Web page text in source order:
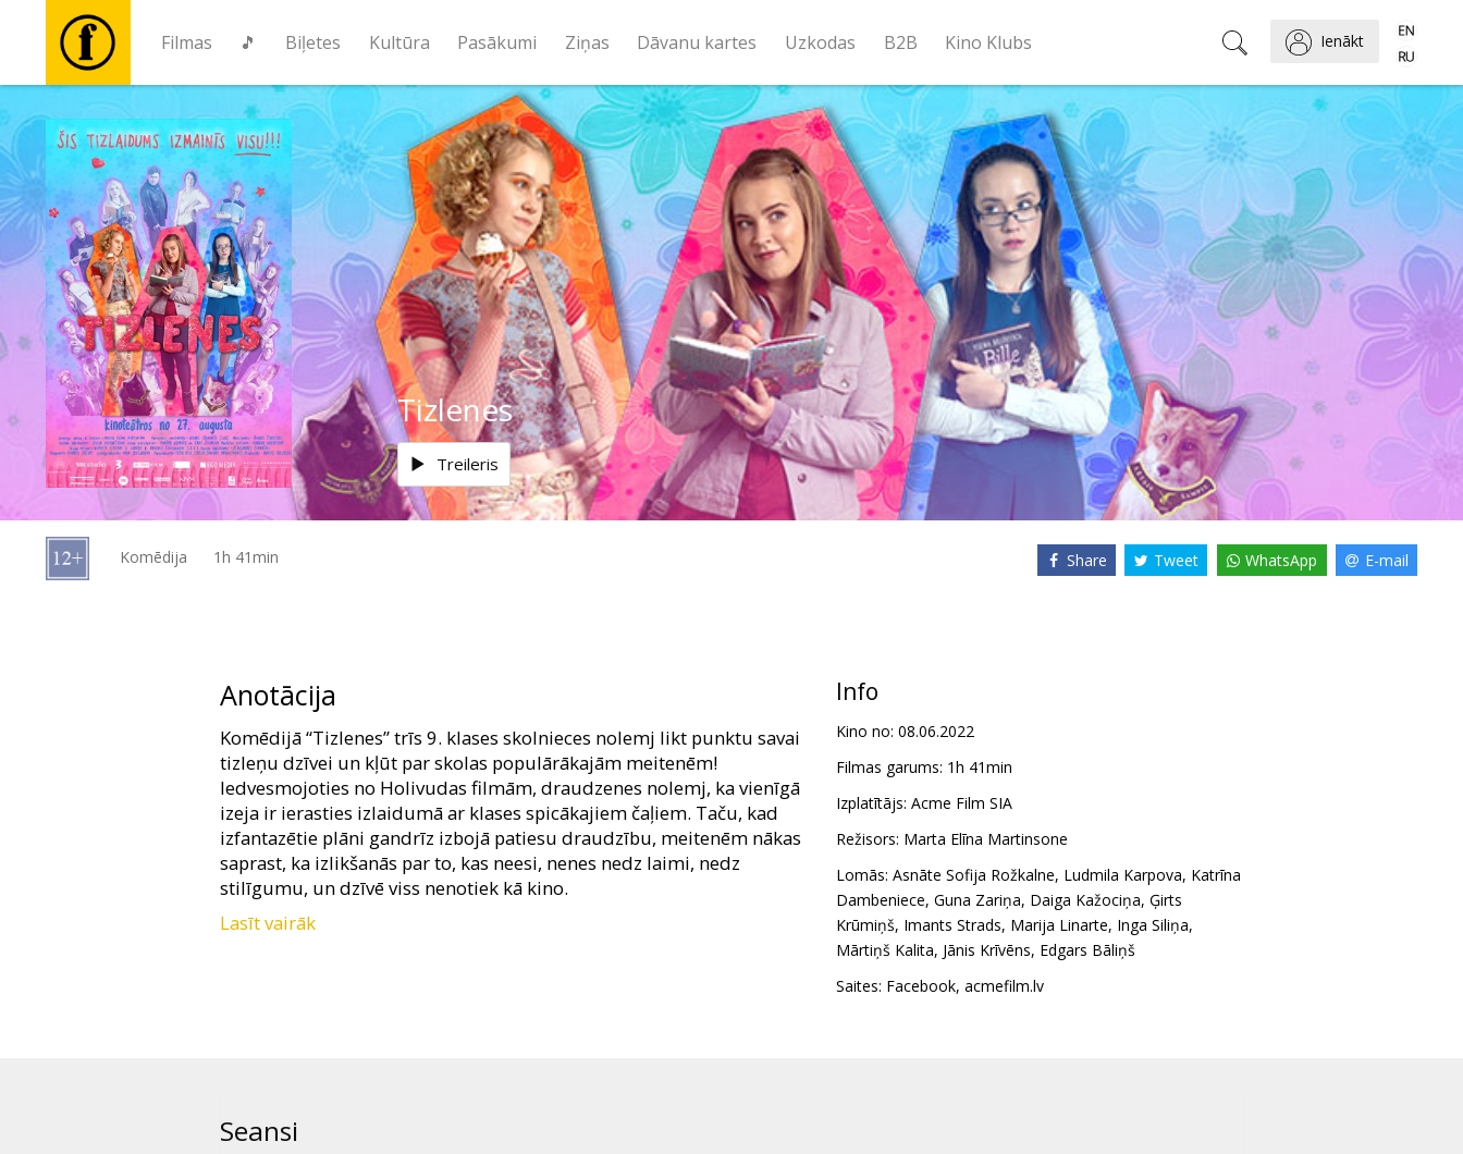
Filmas 🎵 Biļetes Kultūra Pasākumi Ziņas Dāvanu kartes Uzkodas B2B Kino Klubs Ienākt
Filmas
🎵
Biļetes
Kultūra
Pasākumi
Ziņas
Dāvanu
kartes
Tizlenes
Treileris
Komēdija 1h 41min Share Tweet WhatsApp E-mail
Anotācija
Komēdijā “Tizlenes” trīs 9. klases skolnieces nolemj likt punktu savai
tizleņu dzīvei un kļūt par skolas populārākajām meitenēm!
Iedvesmojoties no Holivudas filmām, draudzenes nolemj, ka vienīgā
izeja ir ierasties izlaidumā ar klases spicākajiem čaļiem. Taču, kad
izfantazētie plāni gandrīz izbojā patiesu draudzību, meitenēm nākas
saprast, ka izlikšanās par to, kas neesi, nenes nedz laimi, nedz
stilīgumu, un dzīvē viss nenotiek kā kino.
Filma latviešu valodā ar subtitriem krievu valodā.
Lasīt vairāk
Info
Kino no: 08.06.2022
Filmas garums: 1h 41min
Izplatītājs: Acme Film SIA
Režisors: Marta Elīna Martinsone
Lomās: Asnāte Sofija Rožkalne, Ludmila Karpova, Katrīna
Dambeniece, Guna Zariņa, Daiga Kažociņa, Ģirts
Krūmiņš, Imants Strads, Marija Linarte, Inga Siliņa,
Mārtiņš Kalita, Jānis Krīvēns, Edgars Bāliņš
Saites: Facebook, acmefilm.lv
Seansi